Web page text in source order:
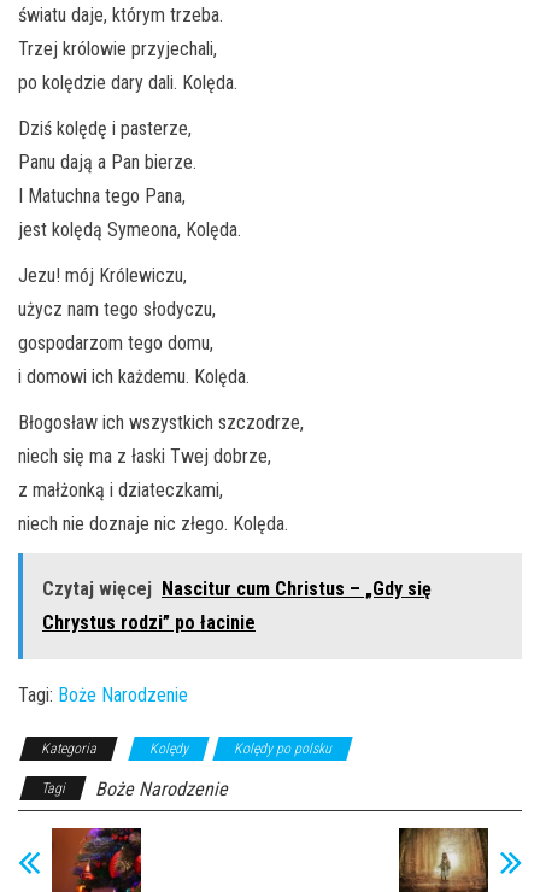
światu daje, którym trzeba.
Trzej królowie przyjechali,
po kolędzie dary dali. Kolęda.
Dziś kolędę i pasterze,
Panu dają a Pan bierze.
I Matuchna tego Pana,
jest kolędą Symeona, Kolęda.
Jezu! mój Królewiczu,
użycz nam tego słodyczu,
gospodarzom tego domu,
i domowi ich każdemu. Kolęda.
Błogosław ich wszystkich szczodrze,
niech się ma z łaski Twej dobrze,
z małżonką i dziateczkami,
niech nie doznaje nic złego. Kolęda.
Czytaj więcej Nascitur cum Christus – „Gdy się
Chrystus rodzi” po łacinie
Tagi: Boże Narodzenie
Kategoria Kolędy Kolędy po polsku
Tagi Boże Narodzenie